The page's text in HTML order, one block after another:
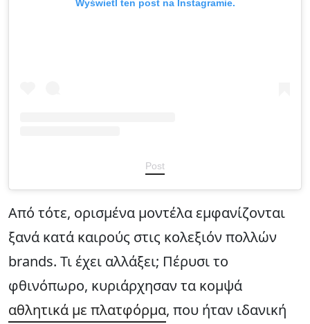
Wyświetl ten post na Instagramie.
Post
Από τότε, ορισμένα μοντέλα εμφανίζονται
ξανά κατά καιρούς στις κολεξιόν πολλών
brands. Τι έχει αλλάξει; Πέρυσι το
φθινόπωρο, κυριάρχησαν τα κομψά
αθλητικά με πλατφόρμα, που ήταν ιδανική